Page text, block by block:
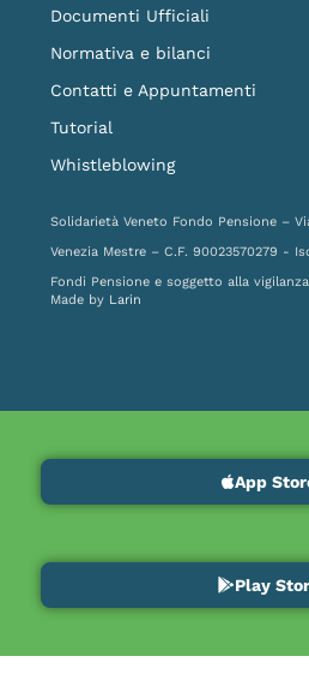
Documenti Ufficiali
Normativa e bilanci
Contatti e Appuntamenti
Tutorial
Whistleblowing
Solidarietà Veneto Fondo Pensione –
Venezia Mestre – C.F. 90023570279 -
Fondi Pensione e soggetto alla vigilanza
Made by Larin
App
Play